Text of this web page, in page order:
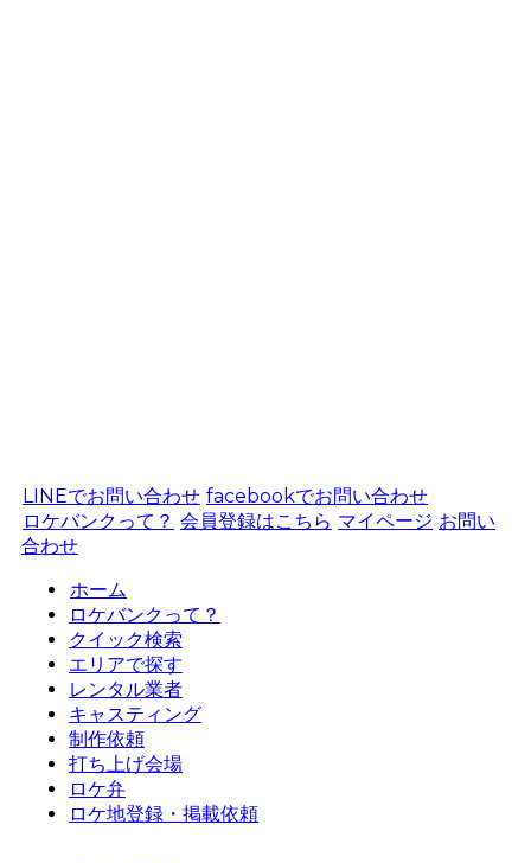
LINEでお問い合わせ facebookでお問い合わせ
ロケバンクって？ 会員登録はこちら マイページ お問い
合わせ
ホーム
ロケバンクって？
クイック検索
エリアで探す
レンタル業者
キャスティング
制作依頼
打ち上げ会場
ロケ弁
ロケ地登録・掲載依頼